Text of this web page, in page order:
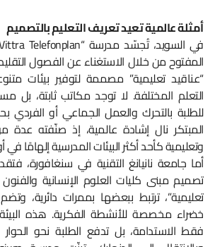
أمثلة عالمية تعيد تعريف التعليم بالتصميم
المفتوح من خلال الاستغناء عن الفصول
“عناقيد تعليمية” مصممة لتوفير بيئات
التعلم المختلفة. لا توجد مكاتب ثابتة، بل
للطلبة بالتحرك والعمل الجماعي أو الفردي
المبتكر نال إشادة عالمية، إذ صنّفته
وتعليمية كأحد أكثر البيئات المدرسية إلهامًا في
أما جامعة نانيانغ التقنية في سنغافورة،
تصميم مبنى كليات العلوم الإنسانية
تعليمية”، ترتبط ببعضها بممرات دائرية،
خضراء مخصصة للأنشطة الفكرية. هذه البيئة
فقط الاستدامة، بل تدفع الطلبة نحو الحوار